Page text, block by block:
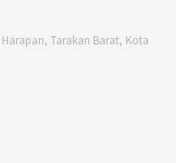
Tarakan Barat, Kota